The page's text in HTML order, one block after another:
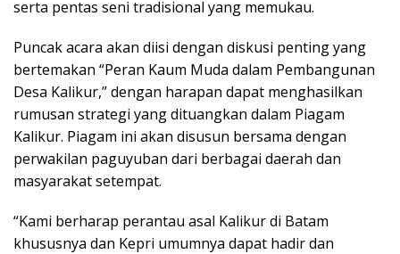
serta pentas seni tradisional yang memukau.
Puncak acara akan diisi dengan diskusi penting yang
bertemakan “Peran Kaum Muda dalam Pembangunan
Desa Kalikur,” dengan harapan dapat menghasilkan
rumusan strategi yang dituangkan dalam Piagam
Kalikur. Piagam ini akan disusun bersama dengan
perwakilan paguyuban dari berbagai daerah dan
masyarakat setempat.
“Kami berharap perantau asal Kalikur di Batam
khususnya dan Kepri umumnya dapat hadir dan